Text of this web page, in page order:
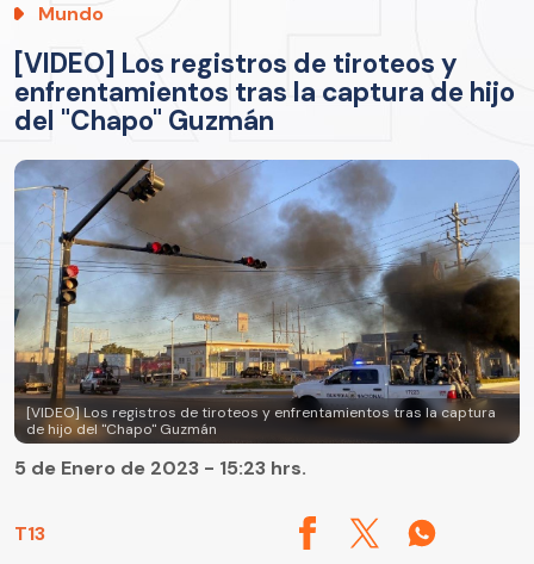
Mundo
[VIDEO] Los registros de tiroteos y
enfrentamientos tras la captura de hijo
del "Chapo" Guzmán
[VIDEO] Los registros de tiroteos y enfrentamientos tras la captura
de hijo del "Chapo" Guzmán
T13
5 de Enero de 2023 - 15:23 hrs.